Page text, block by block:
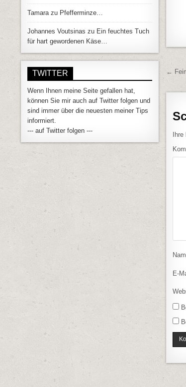
←
E-
Tamarazu Pfefferminze…
Johannes Voutsinas zu Ein feuchtes Tuch
für hart gewordenen Käse…
TWITTER
Wenn Ihnen meine Seite gefallen hat,
können Sie mir auch auf Twitter folgen und
sind immer über die neuesten meiner Tips
informiert.
--- auf Twitter folgen ---